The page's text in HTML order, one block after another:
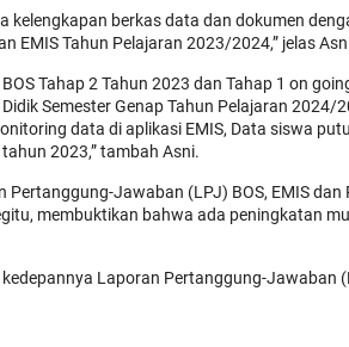
berkas data dan dokumen
EMIS Tahun Pelajaran 2023/2024,” jelas
Tahap 2 Tahun 2023 dan Tahap 1 on
Semester Genap Tahun Pelajaran 2024/
data di aplikasi EMIS, Data siswa
2023,” tambah Asni.
Jawaban (LPJ) BOS, EMIS dan
membuktikan bahwa ada peningkatan
Laporan Pertanggung-Jawaban